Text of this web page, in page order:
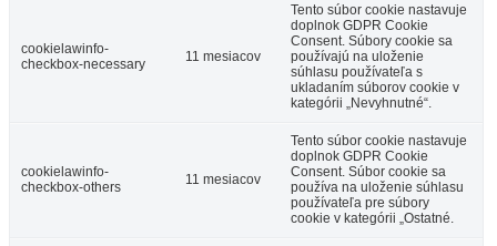
cookielawinfo-
checkbox-necessary
11 mesiacov
Tento súbor cookie nastavuje
doplnok GDPR Cookie
Consent. Súbory cookie sa
používajú na uloženie
súhlasu používateľa s
ukladaním súborov cookie v
kategórii „Nevyhnutné“.
cookielawinfo-
checkbox-others
11 mesiacov
Tento súbor cookie nastavuje
doplnok GDPR Cookie
Consent. Súbor cookie sa
používa na uloženie súhlasu
používateľa pre súbory
cookie v kategórii „Ostatné.